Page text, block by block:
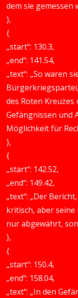
dem sie gemessen
},
{
„start“: 130.3,
„end“: 141.54,
„text“: „So waren
des Roten
Gefängnissen und
Möglichkeit für
},
{
„start“: 142.52,
„end“: 149.42,
„text“: „Der
kritisch, aber
nur abgewährt,
},
{
„start“: 150.4,
„end“: 158.04,
„text“: „In den